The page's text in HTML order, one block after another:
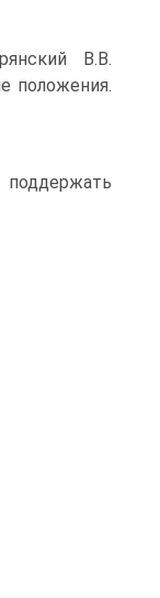
В.В.
положения.